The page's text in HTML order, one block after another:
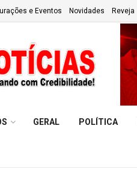
e Eventos Novidades Reveja
GERAL POLÍTICA